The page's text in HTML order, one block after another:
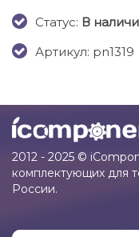
Cтатус: В
Артикул: pn1319
2012 - 2025 ©
комплектующих для
России.